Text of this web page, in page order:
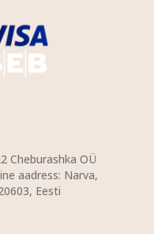
Cheburashka OÜ
aadress: Narva,
Eesti